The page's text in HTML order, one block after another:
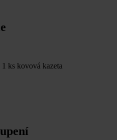
ks kovová kazeta